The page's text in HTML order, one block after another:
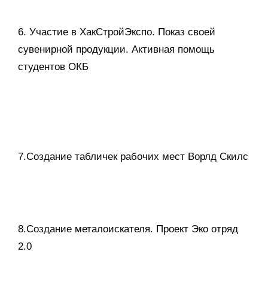
6. Участие в ХакСтройЭкспо. Показ своей
сувенирной продукции. Активная помощь
студентов ОКБ
7.Создание табличек рабочих мест Ворлд Скилс
8.Создание металоискателя. Проект Эко отряд
2.0